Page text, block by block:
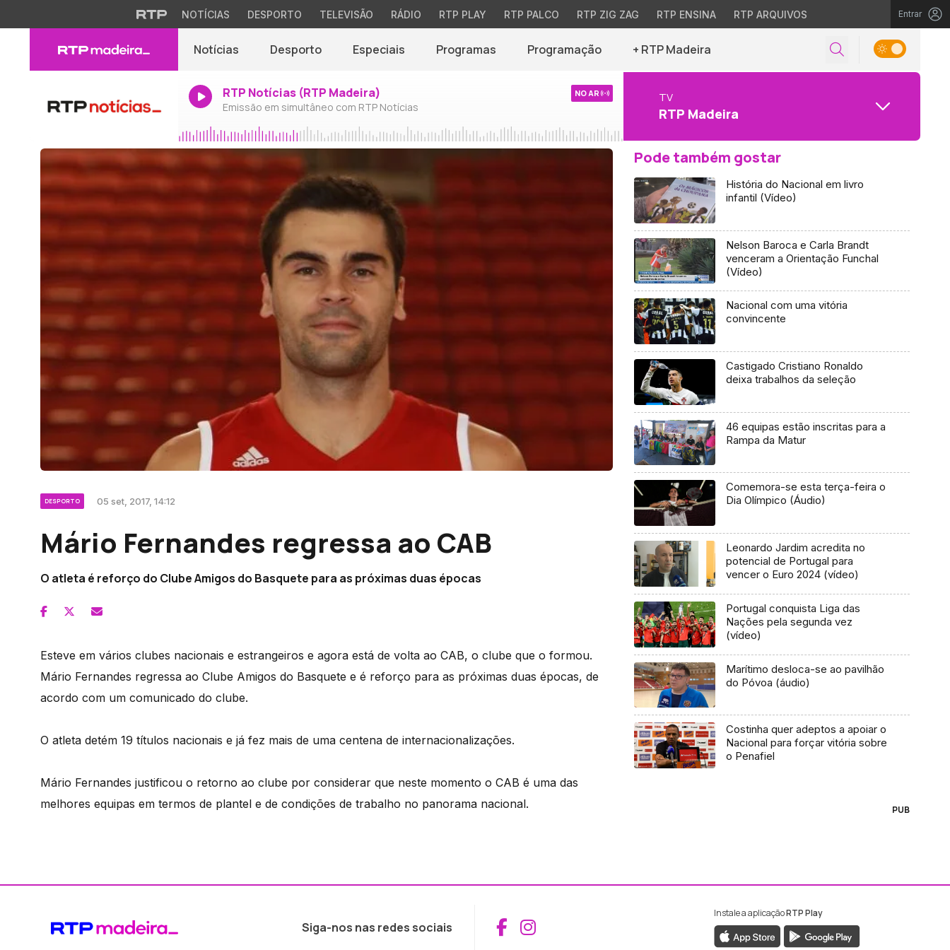
NOTÍCIAS DESPORTO TELEVISÃO RÁDIO RTP PLAY RTP PALCO RTP ZIG ZAG RTP ENSINA RTP ARQUIVOS Entrar
Notícias Desporto Especiais Programas Programação + RTP Madeira
RTP Notícias (RTP Madeira)
Emissão em simultâneo com RTP Notícias
NO AR TV
RTP Madeira
DESPORTO 05 set, 2017, 14:12
Mário Fernandes regressa ao CAB
O atleta é reforço do Clube Amigos do Basquete para as próximas duas épocas
Esteve em vários clubes nacionais e estrangeiros e agora está de volta ao CAB, o clube que o formou.
Mário Fernandes regressa ao Clube Amigos do Basquete e é reforço para as próximas duas épocas, de
acordo com um comunicado do clube.
O atleta detém 19 títulos nacionais e já fez mais de uma centena de internacionalizações.
Mário Fernandes justificou o retorno ao clube por considerar que neste momento o CAB é uma das
melhores equipas em termos de plantel e de condições de trabalho no panorama nacional.
Pode também gostar
História do Nacional em livro
infantil (Vídeo)
Nelson Baroca e Carla Brandt
venceram a Orientação Funchal
(Vídeo)
Nacional com uma vitória
convincente
Castigado Cristiano Ronaldo
deixa trabalhos da seleção
46 equipas estão inscritas para a
Rampa da Matur
Comemora-se esta terça-feira o
Dia Olímpico (Áudio)
Leonardo Jardim acredita no
potencial de Portugal para
vencer o Euro 2024 (vídeo)
Portugal conquista Liga das
Nações pela segunda vez
(vídeo)
Marítimo desloca-se ao pavilhão
do Póvoa (áudio)
Costinha quer adeptos a apoiar o
Nacional para forçar vitória sobre
o Penafiel
PUB
Siga-nos nas redes sociais Aceder ao Facebook da RTP Madeira
Aceder ao Instagram da RTP Madeira
Instale a aplicaçãoRTP Play